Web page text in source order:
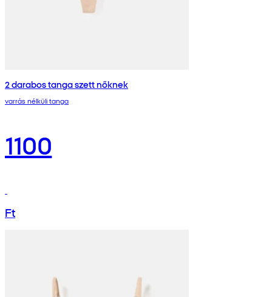
2 darabos tanga szett nőknek
varrás nélküli tanga
1100
Ft